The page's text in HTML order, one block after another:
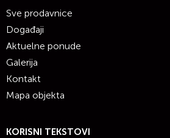
Sve prodavnice
Događaji
Aktuelne ponude
Galerija
Kontakt
Mapa objekta
KORISNI TEKSTOVI